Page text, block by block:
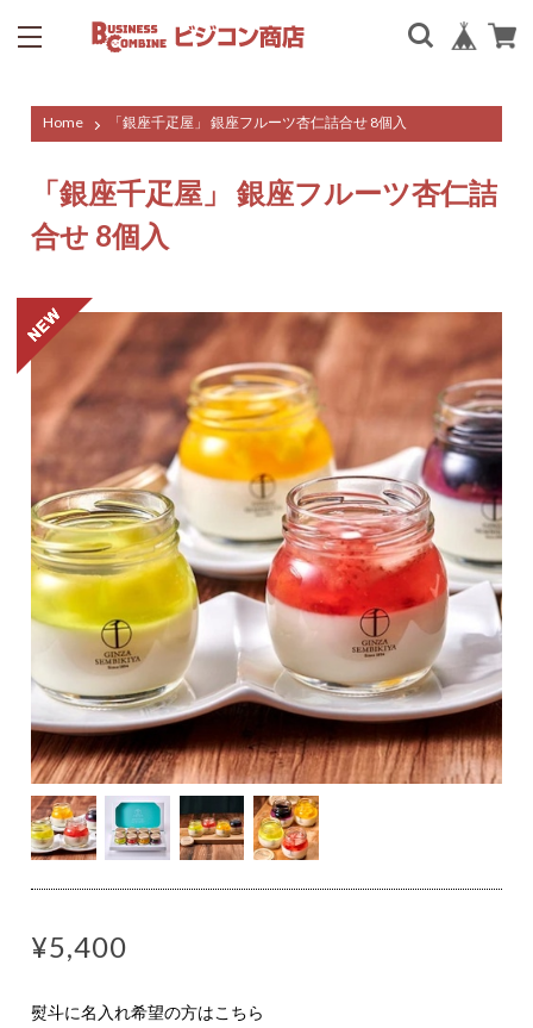
Home 「銀座千疋屋」 銀座フルーツ杏仁詰合せ 8個入
「銀座千疋屋」 銀座フルーツ杏仁詰
合せ 8個入
¥5,400
熨斗に名入れ希望の方はこちら